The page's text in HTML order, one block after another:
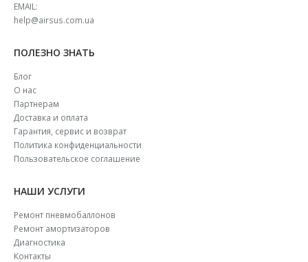
EMAIL:
help@airsus.com.ua
ПОЛЕЗНО ЗНАТЬ
Блог
О нас
Партнерам
Доставка и оплата
Гарантия, сервис и возврат
Политика конфиденциальности
Пользовательское соглашение
НАШИ УСЛУГИ
Ремонт пневмобаллонов
Ремонт амортизаторов
Диагностика
Контакты